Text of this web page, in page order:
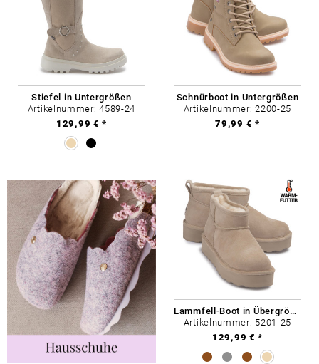
Stiefel in Untergrößen
Artikelnummer: 4589-24
129,99 € *
Schnürboot in Untergrößen
Artikelnummer: 2200-25
79,99 € *
Lammfell-Boot in Übergrößen
Artikelnummer: 5201-25
129,99 € *